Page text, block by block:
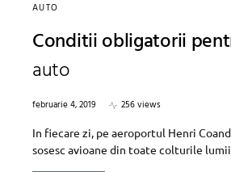
AUTO
Conditii obligatorii
auto
februarie 4, 2019
256 views
In fiecare zi, pe aeroportul Henri
sosesc avioane din toate colturile